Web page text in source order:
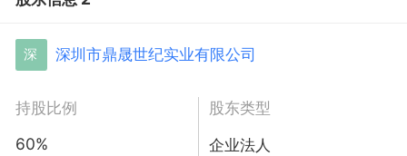
深 深圳市鼎晟世纪实业有限公司
持股比例
60%
股东类型
企业法人